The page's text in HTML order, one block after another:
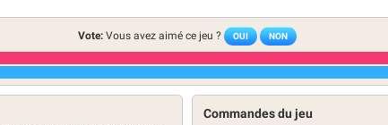
Vote: Vous avez aimé ce jeu ? OUI NON
Commandes du jeu